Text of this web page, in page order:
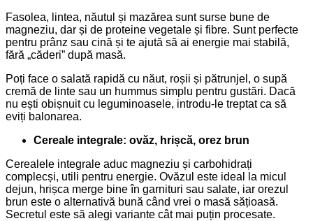
Fasolea, lintea, năutul și mazărea sunt surse bune de
magneziu, dar și de proteine vegetale și fibre. Sunt perfecte
pentru prânz sau cină și te ajută să ai energie mai stabilă,
fără „căderi” după masă.
Poți face o salată rapidă cu năut, roșii și pătrunjel, o supă
cremă de linte sau un hummus simplu pentru gustări. Dacă
nu ești obișnuit cu leguminoasele, introdu-le treptat ca să
eviți balonarea.
Cereale integrale: ovăz, hrișcă, orez brun
Cerealele integrale aduc magneziu și carbohidrați
complecși, utili pentru energie. Ovăzul este ideal la micul
dejun, hrișca merge bine în garnituri sau salate, iar orezul
brun este o alternativă bună când vrei o masă sățioasă.
Secretul este să alegi variante cât mai puțin procesate.